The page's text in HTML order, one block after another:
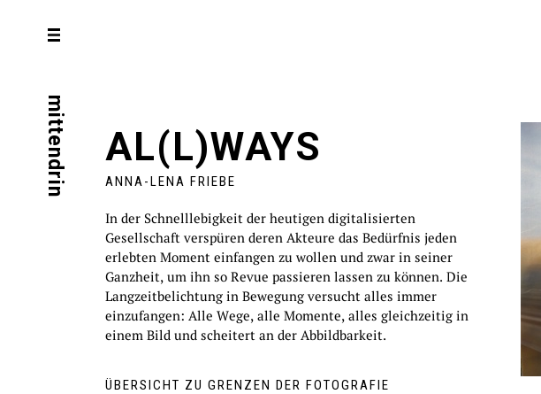
AL(L)WAYS
ANNA-LENA FRIEBE
In der Schnelllebigkeit der heutigen digitalisierten
Gesellschaft verspüren deren Akteure das Bedürfnis jeden
erlebten Moment einfangen zu wollen und zwar in seiner
Ganzheit, um ihn so Revue passieren lassen zu können. Die
Langzeitbelichtung in Bewegung versucht alles immer
einzufangen: Alle Wege, alle Momente, alles gleichzeitig in
einem Bild und scheitert an der Abbildbarkeit.
ÜBERSICHT ZU GRENZEN DER FOTOGRAFIE
mittendrin